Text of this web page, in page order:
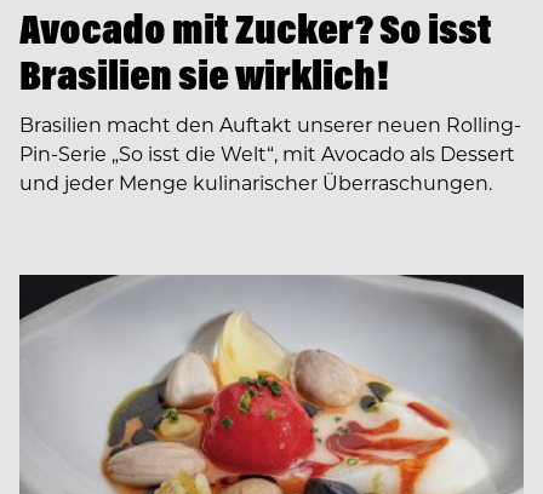
Avocado mit Zucker? So isst
Brasilien sie wirklich!
Brasilien macht den Auftakt unserer neuen Rolling-
Pin-Serie „So isst die Welt“, mit Avocado als Dessert
und jeder Menge kulinarischer Überraschungen.